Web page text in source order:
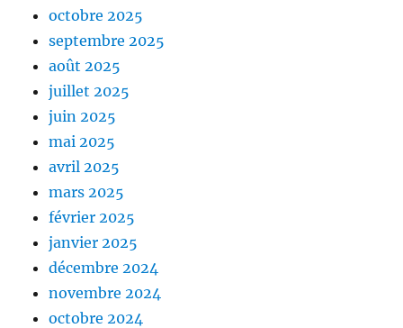
octobre 2025
septembre 2025
août 2025
juillet 2025
juin 2025
mai 2025
avril 2025
mars 2025
février 2025
janvier 2025
décembre 2024
novembre 2024
octobre 2024